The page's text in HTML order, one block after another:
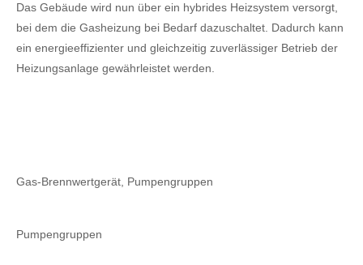
Das Gebäude wird nun über ein hybrides Heizsystem versorgt,
bei dem die Gasheizung bei Bedarf dazuschaltet. Dadurch kann
ein energieeffizienter und gleichzeitig zuverlässiger Betrieb der
Heizungsanlage gewährleistet werden.
Gas-Brennwertgerät, Pumpengruppen
Pumpengruppen